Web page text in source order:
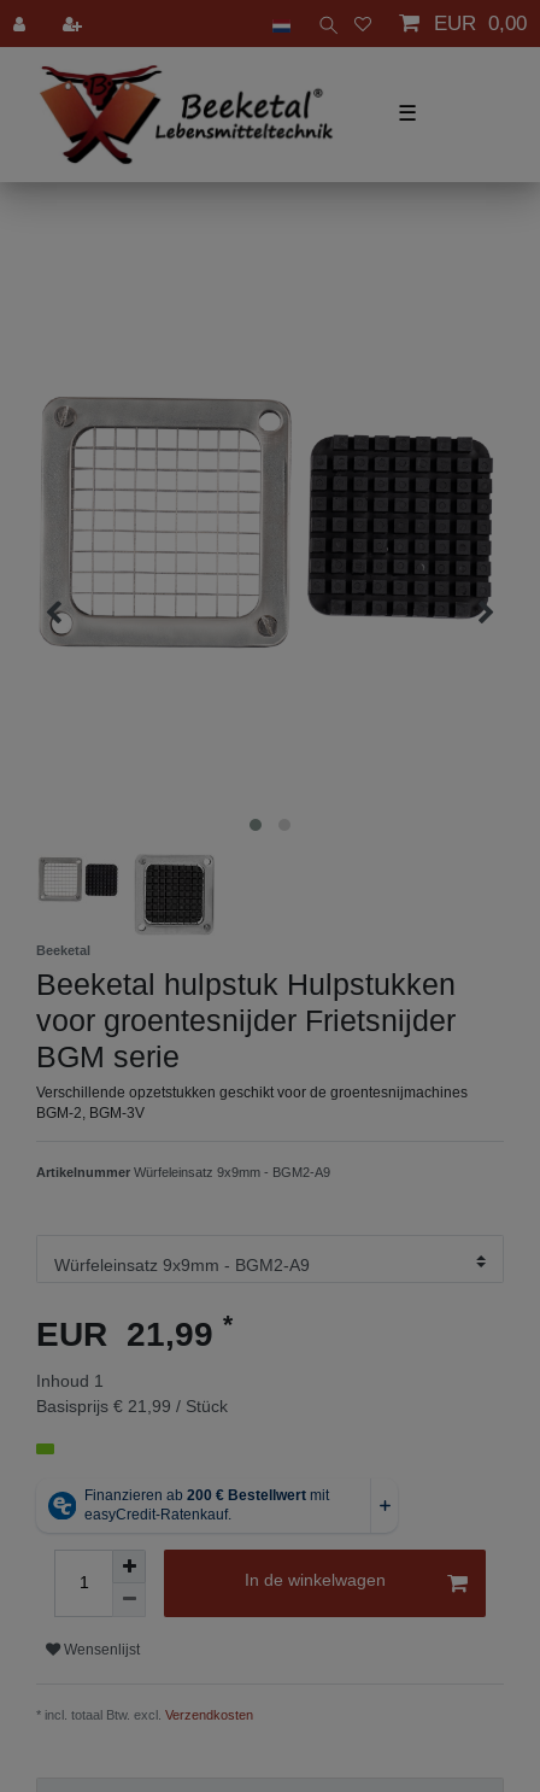
EUR 0,00
☰
Beeketal
Beeketal hulpstuk Hulpstukken
voor groentesnijder Frietsnijder
BGM serie
Verschillende opzetstukken geschikt voor de groentesnijmachines
BGM-2, BGM-3V
Artikelnummer Würfeleinsatz 9x9mm - BGM2-A9
EUR 21,99 *
Inhoud 1
Basisprijs € 21,99 / Stück
In de winkelwagen
Wensenlijst
* incl. totaal Btw. excl. Verzendkosten